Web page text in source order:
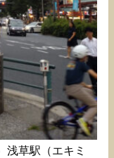
浅草駅（エキミ